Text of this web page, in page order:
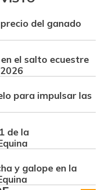
del ganado
el salto ecuestre
para impulsar las
de la
y galope en la